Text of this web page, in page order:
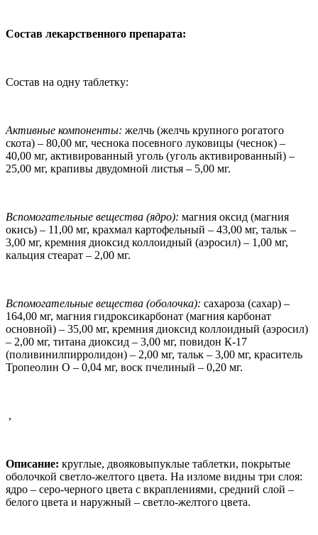
Состав лекарственного препарата:
Состав на одну таблетку:
Активные компоненты: желчь (желчь крупного рогатого
скота) – 80,00 мг, чеснока посевного луковицы (чеснок) –
40,00 мг, активированный уголь (уголь активированный) –
25,00 мг, крапивы двудомной листья – 5,00 мг.
Вспомогательные вещества (ядро): магния оксид (магния
окись) – 11,00 мг, крахмал картофельный – 43,00 мг, тальк –
3,00 мг, кремния диоксид коллоидный (аэросил) – 1,00 мг,
кальция стеарат – 2,00 мг.
Вспомогательные вещества (оболочка): сахароза (сахар) –
164,00 мг, магния гидроксикарбонат (магния карбонат
основной) – 35,00 мг, кремния диоксид коллоидный (аэросил)
– 2,00 мг, титана диоксид – 3,00 мг, повидон К-17
(поливинилпирролидон) – 2,00 мг, тальк – 3,00 мг, краситель
Тропеолин О – 0,04 мг, воск пчелиный – 0,20 мг.
,
Описание: круглые, двояковыпуклые таблетки, покрытые
оболочкой светло-желтого цвета. На изломе видны три слоя:
ядро – серо-черного цвета с вкраплениями, средний слой –
белого цвета и наружный – светло-желтого цвета.